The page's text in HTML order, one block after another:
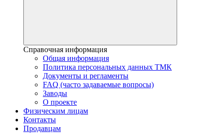
Справочная информация
Общая информация
Политика персональных данных ТМК
Документы и регламенты
FAQ (часто задаваемые вопросы)
Заводы
О проекте
Физическим лицам
Контакты
Продавцам